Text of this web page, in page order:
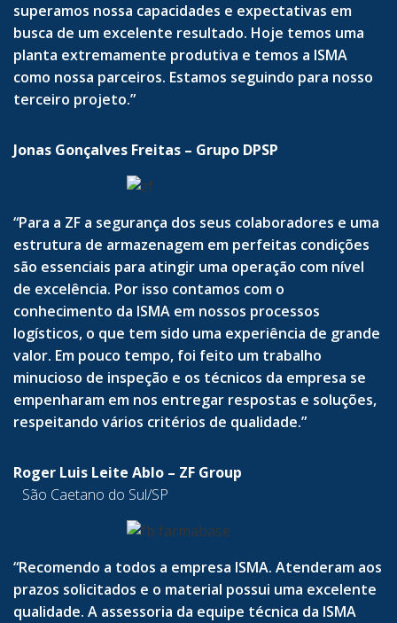
superamos nossa capacidades e expectativas em
busca de um excelente resultado. Hoje temos uma
planta extremamente produtiva e temos a ISMA
como nossa parceiros. Estamos seguindo para nosso
terceiro projeto.”
Jonas Gonçalves Freitas – Grupo DPSP
“Para a ZF a segurança dos seus colaboradores e uma
estrutura de armazenagem em perfeitas condições
são essenciais para atingir uma operação com nível
de excelência. Por isso contamos com o
conhecimento da ISMA em nossos processos
logísticos, o que tem sido uma experiência de grande
valor. Em pouco tempo, foi feito um trabalho
minucioso de inspeção e os técnicos da empresa se
empenharam em nos entregar respostas e soluções,
respeitando vários critérios de qualidade.”
Roger Luis Leite Ablo – ZF Group
São Caetano do Sul/SP
“Recomendo a todos a empresa ISMA. Atenderam aos
prazos solicitados e o material possui uma excelente
qualidade. A assessoria da equipe técnica da ISMA